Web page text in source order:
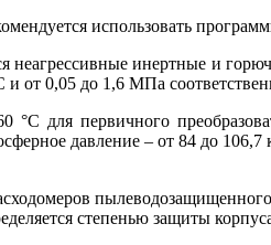
использовать
неагрессивные инертные и
и от 0,05 до 1,6 МПа
°C для первичного
давление – от 84 до 106,7
степенью защиты